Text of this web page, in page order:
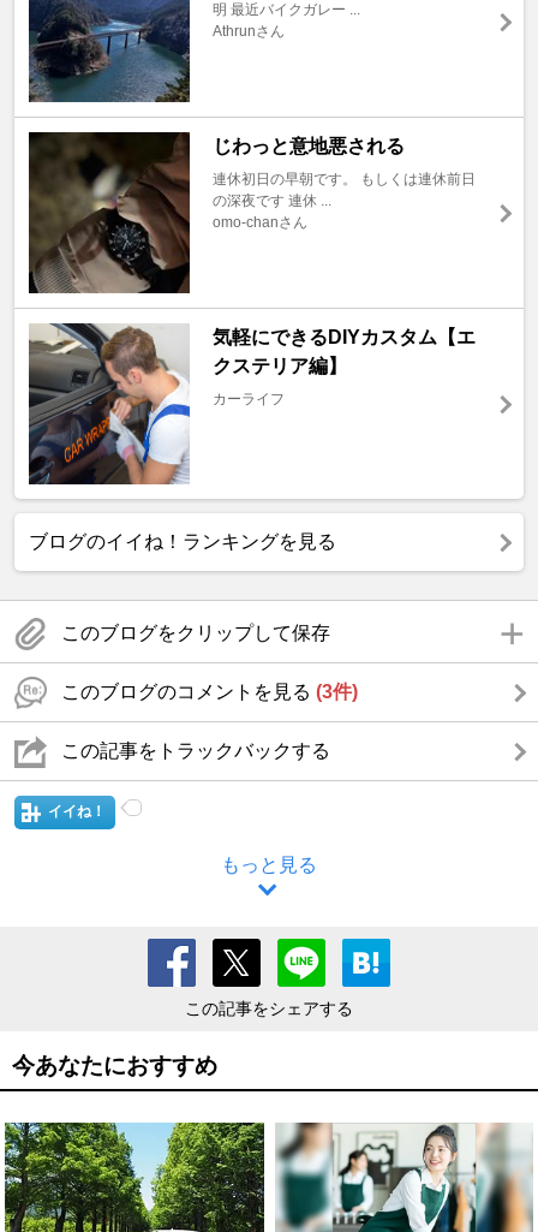
明 最近バイクガレー ...
Athrunさん
じわっと意地悪される
連休初日の早朝です。 もしくは連休前日
の深夜です 連休 ...
omo-chanさん
気軽にできるDIYカスタム【エ
クステリア編】
カーライフ
ブログのイイね！ランキングを見る
このブログをクリップして保存
このブログのコメントを見る (3件)
この記事をトラックバックする
イイね！
もっと見る
この記事をシェアする
今あなたにおすすめ